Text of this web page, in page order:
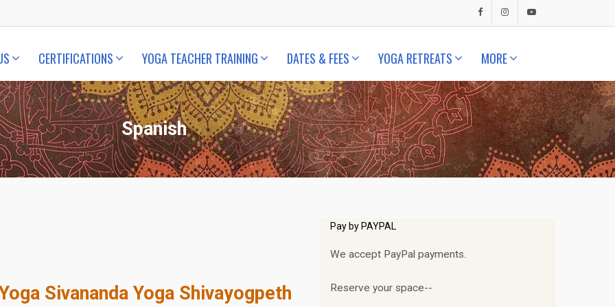
CERTIFICATIONS YOGA TEACHER TRAINING DATES & FEES YOGA RETREATS MORE
Spanish
Sivananda Yoga Shivayogpeth
Pay by PAYPAL
We accept PayPal payments.
Reserve your space--